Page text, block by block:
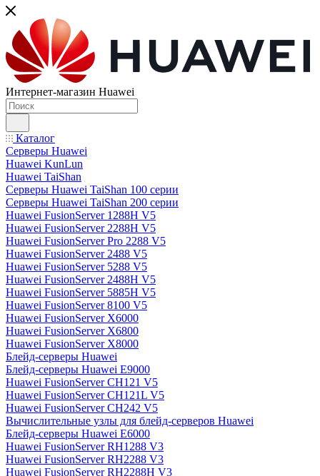
Интернет-магазин Huawei
Каталог
Серверы Huawei
Huawei KunLun
Huawei TaiShan
Серверы Huawei TaiShan 100 серии
Серверы Huawei TaiShan 200 серии
Huawei FusionServer 1288H V5
Huawei FusionServer 2288H V5
Huawei FusionServer Pro 2288 V5
Huawei FusionServer 2488 V5
Huawei FusionServer 5288 V5
Huawei FusionServer 2488H V5
Huawei FusionServer 5885H V5
Huawei FusionServer 8100 V5
Huawei FusionServer X6000
Huawei FusionServer X6800
Huawei FusionServer X8000
Блейд-серверы Huawei
Блейд-серверы Huawei E9000
Huawei FusionServer CH121 V5
Huawei FusionServer CH121L V5
Huawei FusionServer CH242 V5
Вычислительные узлы для блейд-серверов Huawei
Блейд-серверы Huawei E6000
Huawei FusionServer RH1288 V3
Huawei FusionServer RH2288 V3
Huawei FusionServer RH2288H V3